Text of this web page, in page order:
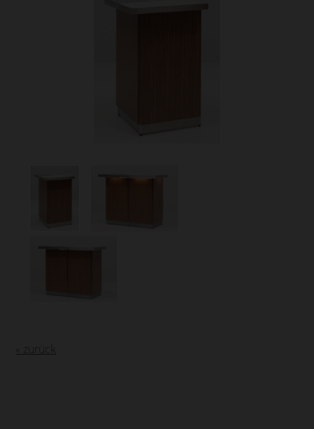
« zurück